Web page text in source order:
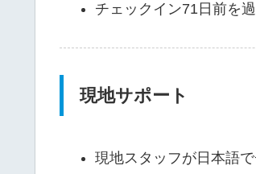
チェックイン71日前を
現地サポート
現地スタッフが日本語